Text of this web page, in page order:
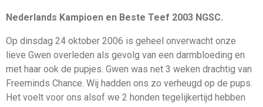
Nederlands Kampioen en Beste Teef 2003 NGSC.
Op dinsdag 24 oktober 2006 is geheel onverwacht onze
lieve Gwen overleden als gevolg van een darmbloeding en
met haar ook de pupjes. Gwen was net 3 weken drachtig van
Freeminds Chance. Wij hadden ons zo verheugd op de pups.
Het voelt voor ons alsof we 2 honden tegelijkertijd hebben